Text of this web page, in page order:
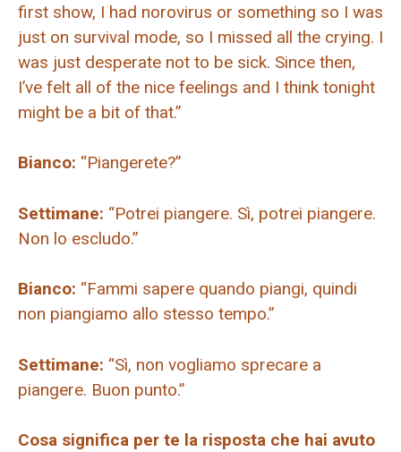
first show, I had norovirus or something so I was
just on survival mode, so I missed all the crying. I
was just desperate not to be sick. Since then,
I’ve felt all of the nice feelings and I think tonight
might be a bit of that.”
Bianco: “Piangerete?”
Settimane: “Potrei piangere. Sì, potrei piangere.
Non lo escludo.”
Bianco: “Fammi sapere quando piangi, quindi
non piangiamo allo stesso tempo.”
Settimane: “Sì, non vogliamo sprecare a
piangere. Buon punto.”
Cosa significa per te la risposta che hai avuto